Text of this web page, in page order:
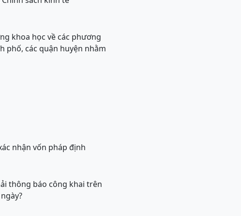
khoa học về các phương
phố, các quận huyện nhằm
nhận vốn pháp định
thông báo công khai trên